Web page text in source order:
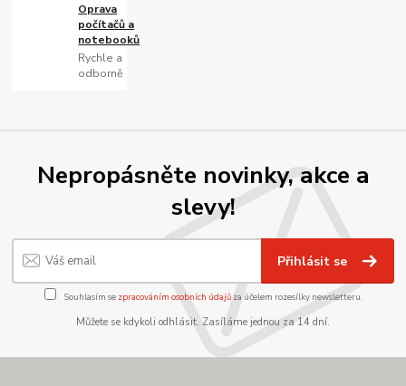
Oprava
počítačů a
notebooků
Rychle a
odborně
Nepropásněte novinky, akce a
slevy!
Přihlásit se
Souhlasím se zpracováním osobních údajůza účelem rozesílky newsletteru.
Můžete se kdykoli odhlásit. Zasíláme jednou za 14 dní.